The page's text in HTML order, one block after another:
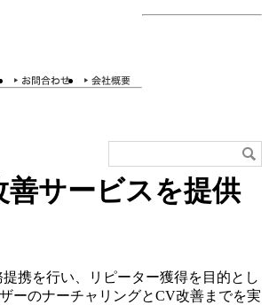
サービスを提供
携を行い、リピーター獲得を目的とし
ーのナーチャリングとCV改善までを実